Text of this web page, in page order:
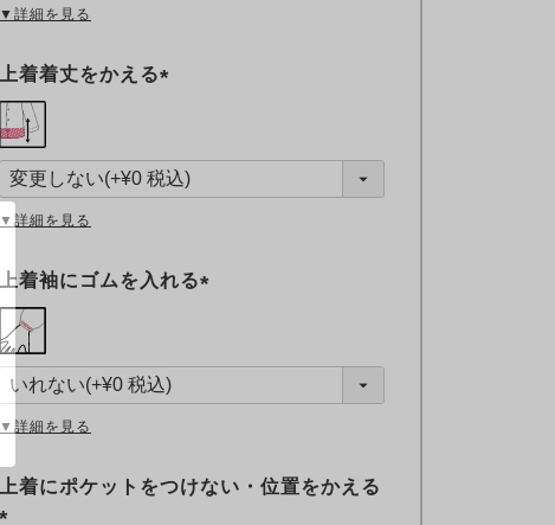
▼詳細を見る
上着着丈をかえる
須
)
▼詳細を見る
上着袖にゴムを入れる
須
)
▼詳細を見る
上着にポケットをつけない・位置をかえる